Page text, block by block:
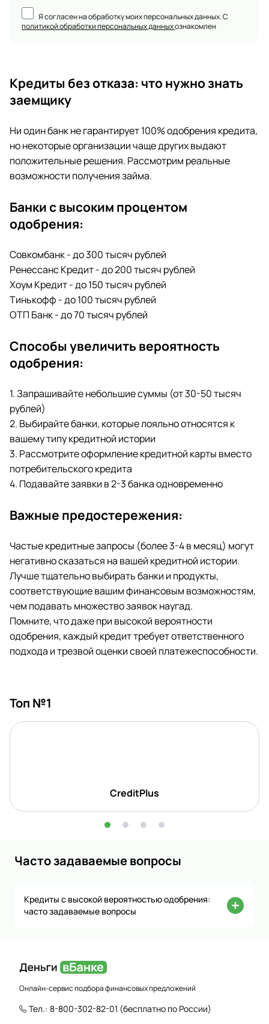
Я согласен на обработку моих персональных данных. С
политикой обработки персональных данныхознакомлен
Кредиты без отказа: что нужно знать
заемщику
Ни один банк не гарантирует 100% одобрения кредита,
но некоторые организации чаще других выдают
положительные решения. Рассмотрим реальные
возможности получения займа.
Банки с высоким процентом
одобрения:
Совкомбанк - до 300 тысяч рублей
Ренессанс Кредит - до 200 тысяч рублей
Хоум Кредит - до 150 тысяч рублей
Тинькофф - до 100 тысяч рублей
ОТП Банк - до 70 тысяч рублей
Способы увеличить вероятность
одобрения:
1. Запрашивайте небольшие суммы (от 30-50 тысяч
рублей)
2. Выбирайте банки, которые лояльно относятся к
вашему типу кредитной истории
3. Рассмотрите оформление кредитной карты вместо
потребительского кредита
4. Подавайте заявки в 2-3 банка одновременно
Важные предостережения:
Частые кредитные запросы (более 3-4 в месяц) могут
негативно сказаться на вашей кредитной истории.
Лучше тщательно выбирать банки и продукты,
соответствующие вашим финансовым возможностям,
чем подавать множество заявок наугад.
Помните, что даже при высокой вероятности
одобрения, каждый кредит требует ответственного
подхода и трезвой оценки своей платежеспособности.
Топ №1
CreditPlus
Часто задаваемые вопросы
Кредиты с высокой вероятностью одобрения:
часто задаваемые вопросы
Онлайн-сервис подбора финансовых предложений
Тел.: 8-800-302-82-01 (бесплатно по России)